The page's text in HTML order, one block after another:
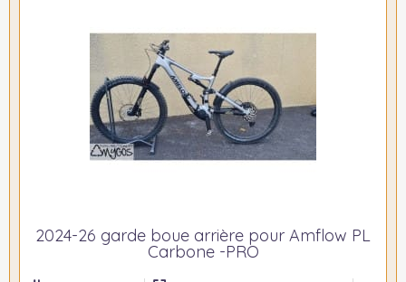
2024-26 garde boue arrière pour Amflow PL
Carbone -PRO